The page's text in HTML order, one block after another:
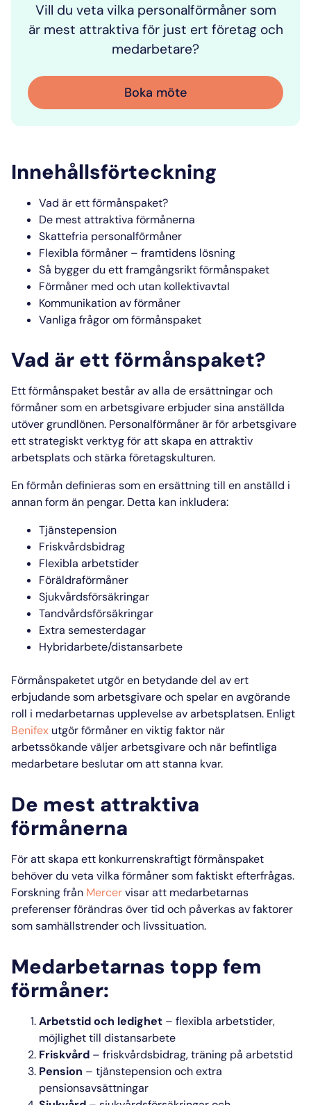
Vill du veta vilka personalförmåner som
är mest attraktiva för just ert företag och
medarbetare?
Boka möte
Innehållsförteckning
Vad är ett förmånspaket?
De mest attraktiva förmånerna
Skattefria personalförmåner
Flexibla förmåner – framtidens lösning
Så bygger du ett framgångsrikt förmånspaket
Förmåner med och utan kollektivavtal
Kommunikation av förmåner
Vanliga frågor om förmånspaket
Vad är ett förmånspaket?
Ett förmånspaket består av alla de ersättningar och
förmåner som en arbetsgivare erbjuder sina anställda
utöver grundlönen. Personalförmåner är för arbetsgivare
ett strategiskt verktyg för att skapa en attraktiv
arbetsplats och stärka företagskulturen.
En förmån definieras som en ersättning till en anställd i
annan form än pengar. Detta kan inkludera:
Tjänstepension
Friskvårdsbidrag
Flexibla arbetstider
Föräldraförmåner
Sjukvårdsförsäkringar
Tandvårdsförsäkringar
Extra semesterdagar
Hybridarbete/distansarbete
Förmånspaketet utgör en betydande del av ert
erbjudande som arbetsgivare och spelar en avgörande
roll i medarbetarnas upplevelse av arbetsplatsen. Enligt
Benifex utgör förmåner en viktig faktor när
arbetssökande väljer arbetsgivare och när befintliga
medarbetare beslutar om att stanna kvar.
De mest attraktiva
förmånerna
För att skapa ett konkurrenskraftigtförmånspaket
behöver du veta vilka förmåner som faktiskt efterfrågas.
Forskning från Mercervisar att medarbetarnas
preferenser förändras över tid och påverkas av faktorer
som samhällstrender och livssituation.
Medarbetarnas topp fem
förmåner:
Arbetstid och ledighet – flexibla arbetstider,
möjlighet till distansarbete
Friskvård – friskvårdsbidrag, träning på arbetstid
Pension – tjänstepension och extra
pensionsavsättningar